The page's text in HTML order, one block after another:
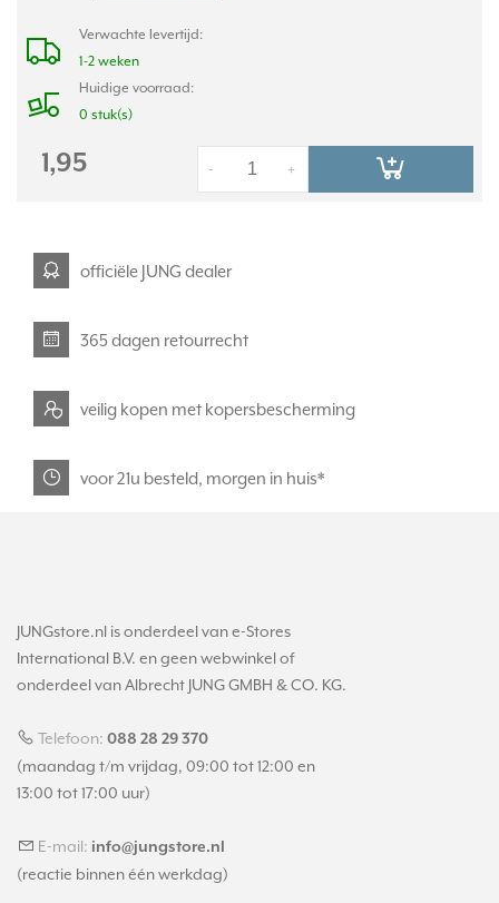
Verwachte levertijd:
1-2 weken
Huidige voorraad:
0 stuk(s)
1,95 +
-
officiële JUNG dealer
365 dagen retourrecht
veilig kopen met kopersbescherming
voor 21u besteld, morgen in huis*
JUNGstore.nl is onderdeel van e-Stores
International B.V. en geen webwinkel of
onderdeel van Albrecht JUNG GMBH & CO. KG.
Telefoon: 088 28 29 370
(maandag t/m vrijdag, 09:00 tot 12:00 en
13:00 tot 17:00 uur)
E-mail: info@jungstore.nl
(reactie binnen één werkdag)